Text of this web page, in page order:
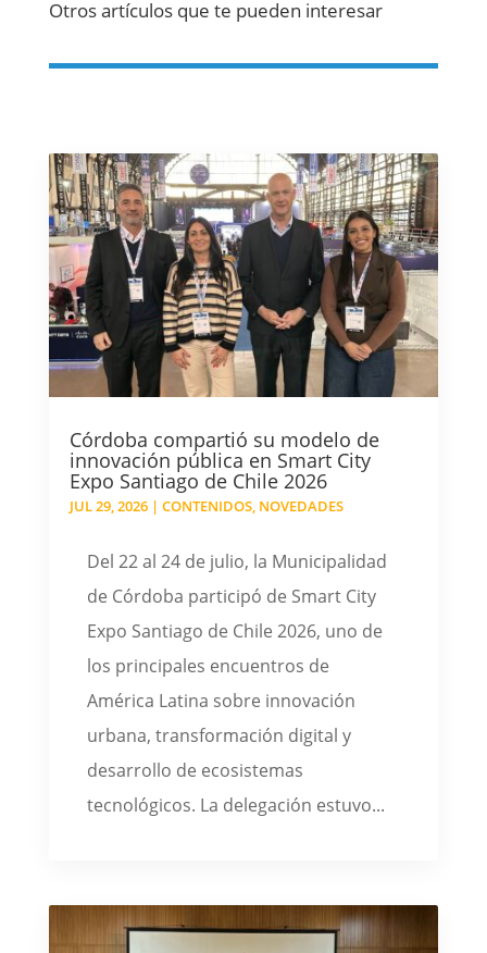
Otros artículos que te pueden interesar
Córdoba compartió su modelo de
innovación pública en Smart City
Expo Santiago de Chile 2026
JUL 29, 2026| CONTENIDOS, NOVEDADES
Del 22 al 24 de julio, la Municipalidad
de Córdoba participó de Smart City
Expo Santiago de Chile 2026, uno de
los principales encuentros de
América Latina sobre innovación
urbana, transformación digital y
desarrollo de ecosistemas
tecnológicos. La delegación estuvo...